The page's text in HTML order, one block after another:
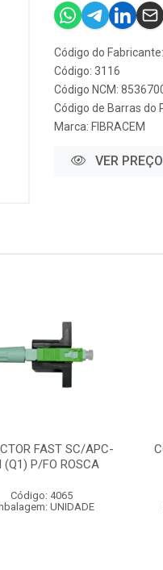
Código do
Código: 3116
Código NCM:
Código de Barras do
Marca: FIBRACEM
VER PREÇO
FAST SC/APC-
(Q1) P/FO ROSCA
Código: 4065
UNIDADE